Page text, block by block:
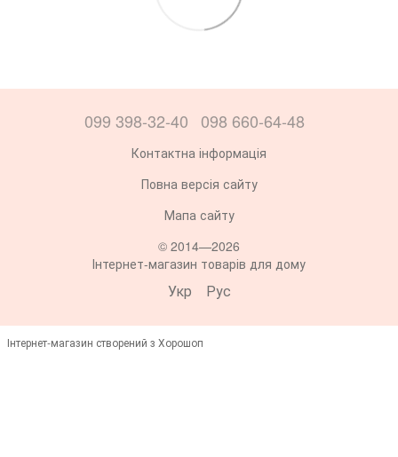
099 398-32-40 098 660-64-48
Контактна інформація
Повна версія сайту
Мапа сайту
© 2014—2026
Інтернет-магазин товарів для дому
Укр Рус
Інтернет-магазин створений з Хорошоп